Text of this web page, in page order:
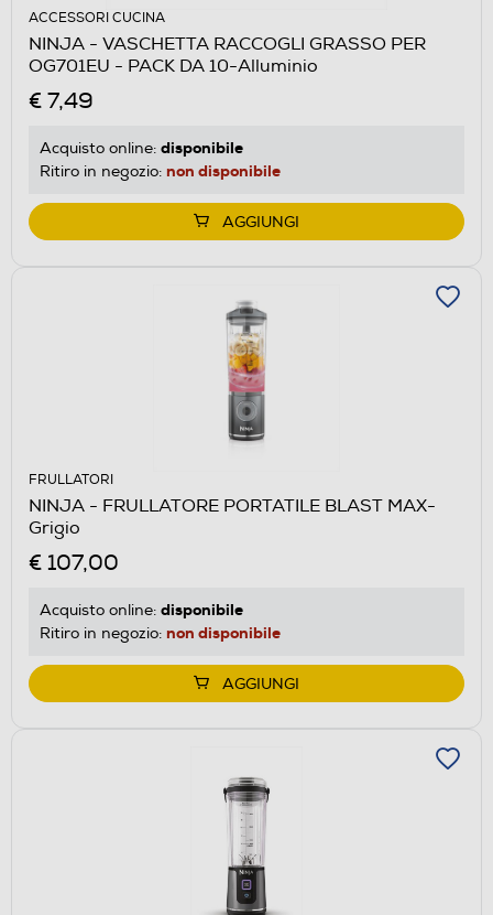
ACCESSORI CUCINA
NINJA - VASCHETTA RACCOGLI GRASSO PER
OG701EU - PACK DA 10-Alluminio
€ 7,49
Acquisto online: disponibile
Ritiro in negozio: non disponibile
AGGIUNGI
FRULLATORI
NINJA - FRULLATORE PORTATILE BLAST MAX-
Grigio
€ 107,00
Acquisto online: disponibile
Ritiro in negozio: non disponibile
AGGIUNGI